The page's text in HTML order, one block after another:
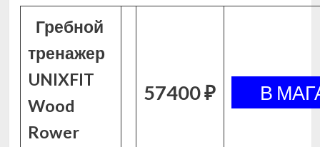
Гребной
тренажер
UNIXFIT
Wood
Rower
57400 ₽